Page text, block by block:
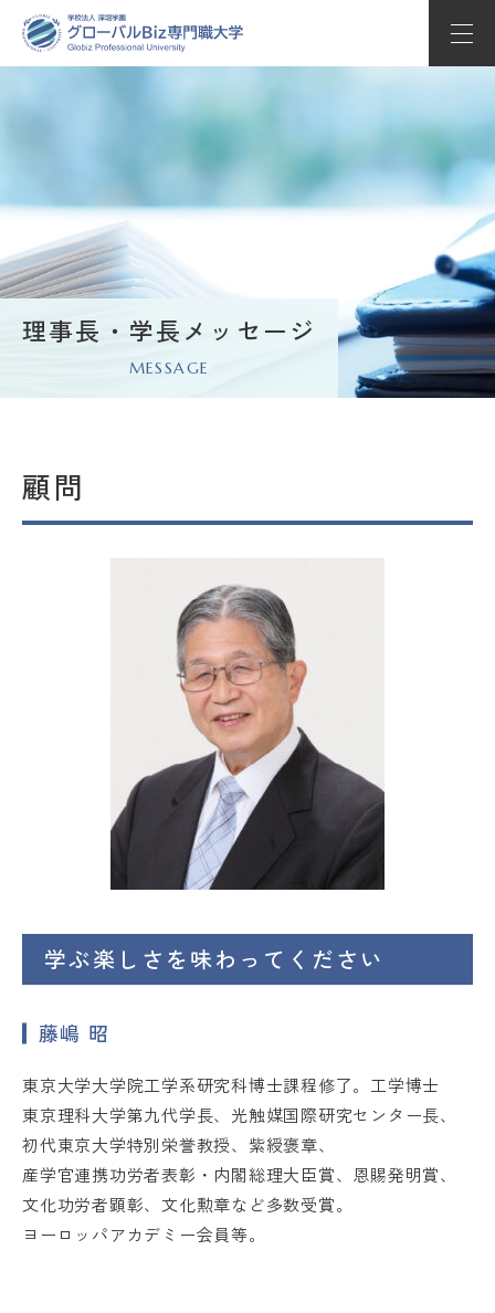
学校生活
入試情報
キャリアサポート
Globizについて
オープンキャンパス
Globiz受験をお考えの方へ
Globizで学びたい海外の方
教員の方へ
在学生・保護者の方へ
お問い合わせ
資料請求
Web出願
サイトポリシー
学校情報
学位授与基準
LANGUAGE ACCESS
理事長・学長メッセージ
MESSAGE
顧問
学ぶ楽しさを味わってください
藤嶋 昭
東京大学大学院工学系研究科博士課程修了。工学博士
東京理科大学第九代学長、光触媒国際研究センター長、
初代東京大学特別栄誉教授、紫綬褒章、
産学官連携功労者表彰・内閣総理大臣賞、恩賜発明賞、
文化功労者顕彰、文化勲章など多数受賞。
ヨーロッパアカデミー会員等。